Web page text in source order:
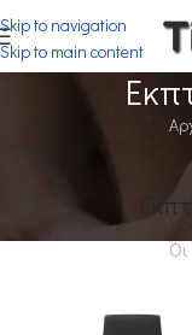
Skip to navigation
Skip to main content
Οι